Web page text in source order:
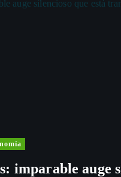
imparable auge